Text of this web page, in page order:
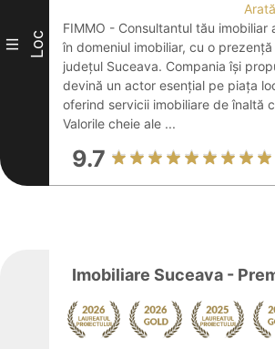
III Loc
FIMMO - Consultantul tău imobiliar
în domeniul imobiliar, cu o prezență
județul Suceava. Compania își
devină un actor esențial pe piața
oferind servicii imobiliare de înaltă
Valorile cheie ale ...
9.7
Imobiliare Suceava -